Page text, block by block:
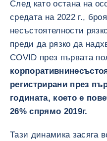
След като остана на
средата на 2022 г.,
несъстоятелности
преди да рязко да
COVID през първата
регистрирани през
годината, което е
26% спрямо 2019г.
Тази динамика засяга